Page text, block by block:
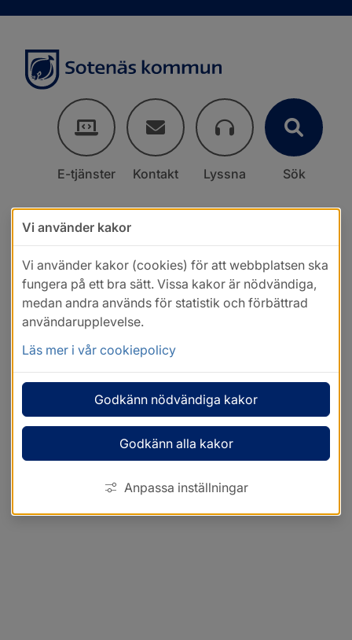
E-tjänster Kontakt Lyssna Sök
Vi använder kakor
Vi använder kakor (cookies) för att webbplatsen ska
fungera på ett bra sätt. Vissa kakor är nödvändiga,
medan andra används för statistik och förbättrad
användarupplevelse.
Läs mer i vår cookiepolicy
Godkänn nödvändiga kakor
Godkänn alla kakor
Anpassa inställningar